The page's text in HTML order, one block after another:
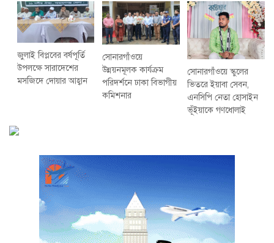
জুলাই বিপ্লবের বর্ষপূর্তি
উপলক্ষে সারাদেশের
মসজিদে দোয়ার আহ্বান
সোনারগাঁওয়ে
উন্নয়নমূলক কার্যক্রম
পরিদর্শনে ঢাকা বিভাগীয়
কমিশনার
সোনারগাঁওয়ে স্কুলের
ভিতরে ইয়াবা সেবন,
এনসিপি নেতা হোসাইন
ভূঁইয়াকে গণধোলাই